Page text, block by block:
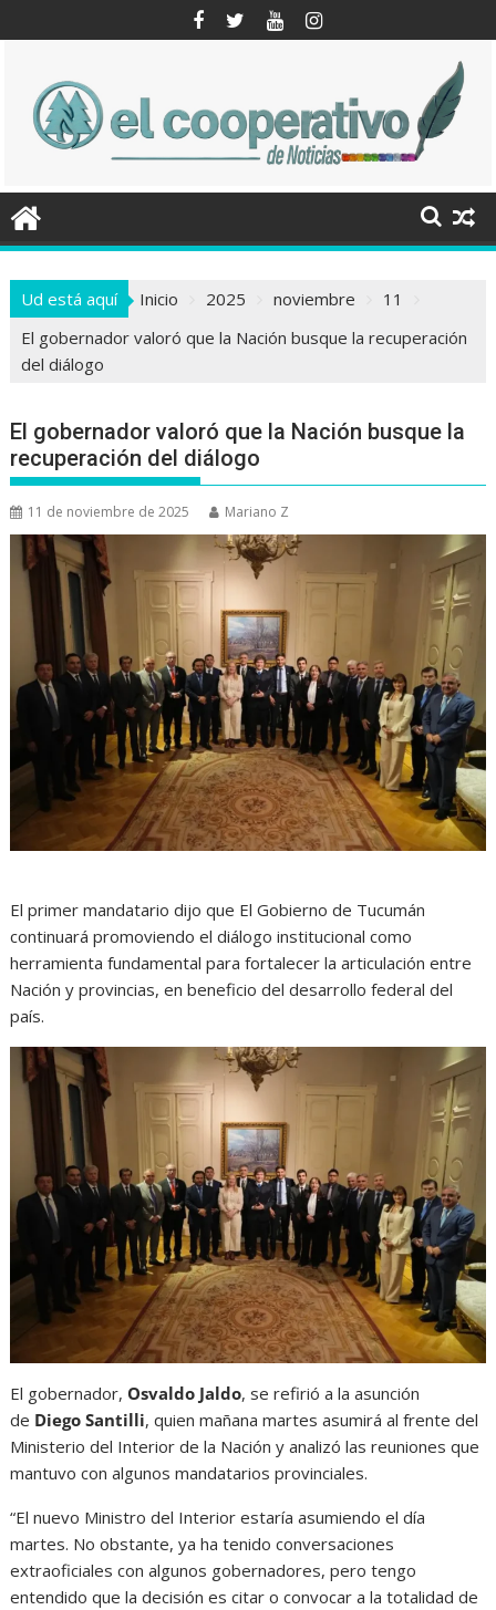
al
Ud está aquí Inicio 2025 noviembre
11
El gobernador valoró que la Nación busque la recuperación
del diálogo
El gobernador valoró que la Nación busque la
recuperación del diálogo
11 de noviembre de 2025 Mariano Z
El primer mandatario dijo que El Gobierno de Tucumán
continuará promoviendo el diálogo institucional como
herramienta fundamental para fortalecer la articulación entre
Nación y provincias, en beneficio del desarrollo federal del
país.
El gobernador, Osvaldo Jaldo, se refirió a la asunción
de Diego Santilli, quien mañana martes asumirá al frente del
Ministerio del Interior de la Nación y analizó las reuniones que
mantuvo con algunos mandatarios provinciales.
“El nuevo Ministro del Interior estaría asumiendo el día
martes. No obstante, ya ha tenido conversaciones
extraoficiales con algunos gobernadores, pero tengo
entendido que la decisión es citar o convocar a la totalidad de